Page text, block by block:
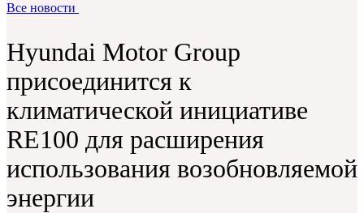
Все новости
Hyundai Motor Group
присоединится к
климатической инициативе
RE100 для расширения
использования возобновляемой
энергии